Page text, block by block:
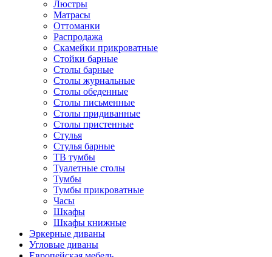
Люстры
Матрасы
Оттоманки
Распродажа
Скамейки прикроватные
Стойки барные
Столы барные
Столы журнальные
Столы обеденные
Столы письменные
Столы придиванные
Столы пристенные
Стулья
Стулья барные
ТВ тумбы
Туалетные столы
Тумбы
Тумбы прикроватные
Часы
Шкафы
Шкафы книжные
Эркерные диваны
Угловые диваны